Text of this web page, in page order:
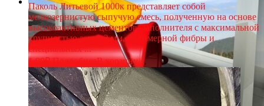
Паколь Литьевой 1000к представляет собой
мелкозернистую сыпучую смесь, полученную на основе
высокоактивных цементов, заполнителя с максимальной
крупностью зерна 3 мм, полимерной фибры и
специальных ...
1.00₽ ПодробнееВ корзину